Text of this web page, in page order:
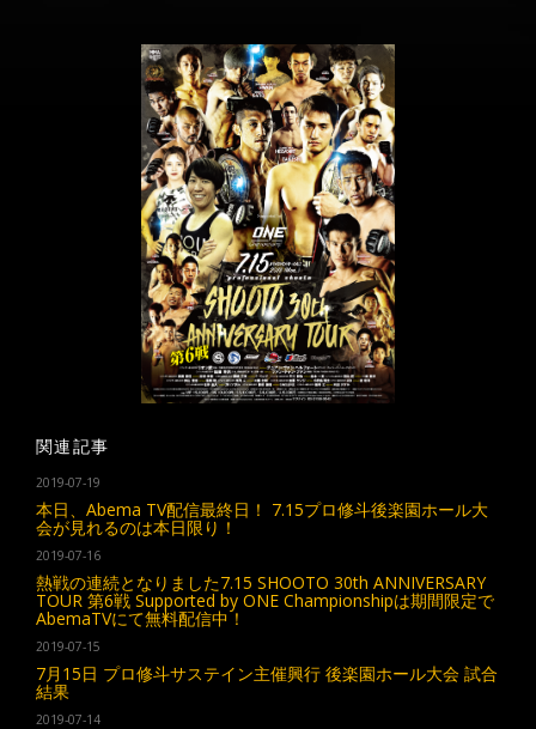
関連記事
2019-07-19
本日、Abema TV配信最終日！ 7.15プロ修斗後楽園ホール大
会が見れるのは本日限り！
2019-07-16
熱戦の連続となりました7.15 SHOOTO 30th ANNIVERSARY
TOUR 第6戦 Supported by ONE Championshipは期間限定で
AbemaTVにて無料配信中！
2019-07-15
7月15日 プロ修斗サステイン主催興行 後楽園ホール大会 試合
結果
2019-07-14